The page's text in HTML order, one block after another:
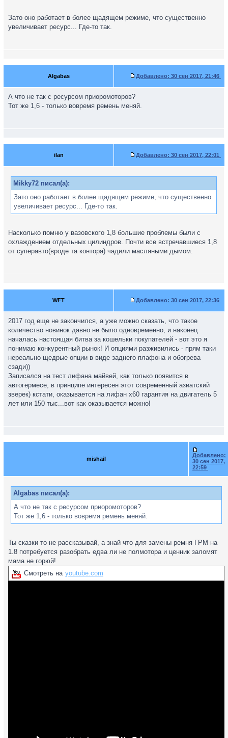
Зато оно работает в более щадящем режиме, что существенно
увеличивает ресурс... Где-то так.
Algabas Добавлено: 30 сен 2017, 21:46
А что не так с ресурсом приоромоторов?
Тот же 1,6 - только вовремя ремень меняй.
ilan Добавлено: 30 сен 2017, 22:01
Mikky72 писал(а):
Зато оно работает в более щадящем режиме, что существенно
увеличивает ресурс... Где-то так.
Насколько помню у вазовского 1,8 большие проблемы были с
охлаждением отдельных цилиндров. Почти все встречавшиеся 1,8
от суперавто(вроде та контора) чадили масляными дымом.
WFT Добавлено: 30 сен 2017, 22:36
2017 год еще не закончился, а уже можно сказать, что такое
количество новинок давно не было одновременно, и наконец
началась настоящая битва за кошельки покупателей - вот это я
понимаю конкурентный рынок! И опциями разживились - прям таки
нереально щедрые опции в виде заднего плафона и обогрева
сзади))
Записался на тест лифана майвей, как только появится в
автогермесе, в принципе интересен этот современный азиатский
зверек) кстати, оказывается на лифан х60 гарантия на двигатель 5
лет или 150 тыс...вот как оказывается можно!
mishail
Добавлено:
30 сен 2017,
22:59
Algabas писал(а):
А что не так с ресурсом приоромоторов?
Тот же 1,6 - только вовремя ремень меняй.
Ты сказки то не рассказывай, а знай что для замены ремня ГРМ на
1.8 потребуется разобрать едва ли не полмотора и ценник заломят
мама не горюй!
Смотреть на youtube.com